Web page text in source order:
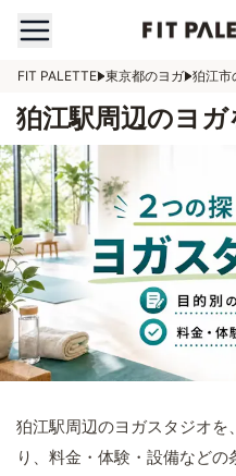
FIT PALETTE 東京都のヨガ 狛江市
狛江駅周辺のヨ
狛江駅周辺のヨガスタジオを
り、料金・体験・設備など